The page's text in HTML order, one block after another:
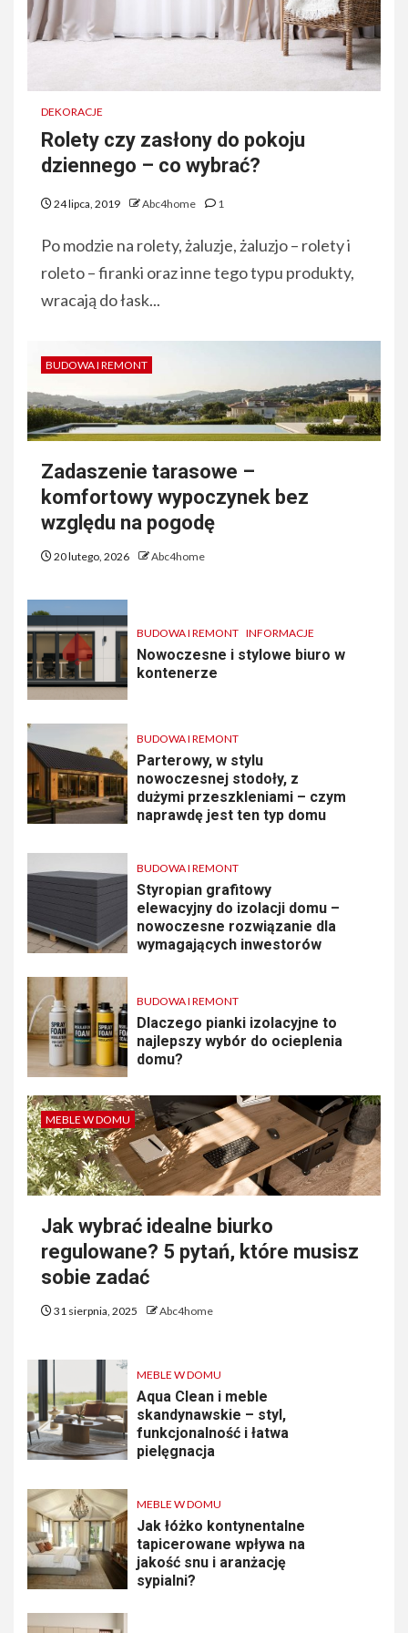
DEKORACJE
Rolety czy zasłony do pokoju
dziennego – co wybrać?
24 lipca, 2019 Abc4home 1
Po modzie na rolety, żaluzje, żaluzjo – rolety i
roleto – firanki oraz inne tego typu produkty,
wracają do łask...
BUDOWA I REMONT
Zadaszenie tarasowe –
komfortowy wypoczynek bez
względu na pogodę
20 lutego, 2026 Abc4home
BUDOWA I REMONT INFORMACJE
Nowoczesne i stylowe biuro w
kontenerze
BUDOWA I REMONT
Parterowy, w stylu
nowoczesnej stodoły, z
dużymi przeszkleniami – czym
naprawdę jest ten typ domu
BUDOWA I REMONT
Styropian grafitowy
elewacyjny do izolacji domu –
nowoczesne rozwiązanie dla
wymagających inwestorów
BUDOWA I REMONT
Dlaczego pianki izolacyjne to
najlepszy wybór do ocieplenia
domu?
MEBLE W DOMU
Jak wybrać idealne biurko
regulowane? 5 pytań, które musisz
sobie zadać
31 sierpnia, 2025 Abc4home
MEBLE W DOMU
Aqua Clean i meble
skandynawskie – styl,
funkcjonalność i łatwa
pielęgnacja
MEBLE W DOMU
Jak łóżko kontynentalne
tapicerowane wpływa na
jakość snu i aranżację
sypialni?